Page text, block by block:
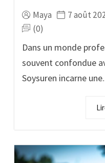
Maya 7 août
(0)
Dans un monde
souvent confondue
Soysuren incarne